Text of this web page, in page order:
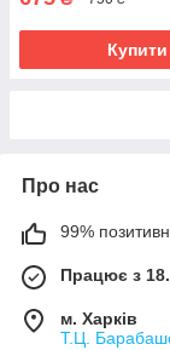
Купити
Про нас
99%
Працює з
м. Харків
Т.Ц.